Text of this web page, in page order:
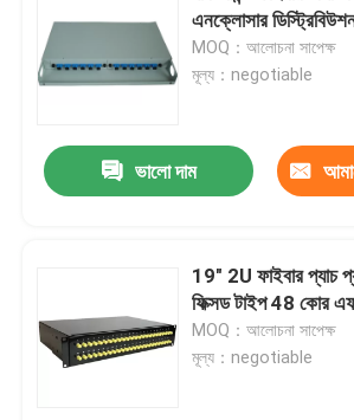
এনক্লোসার
MOQ：আলোচনা সাপেক্ষ
মূল্য：negotiable
ভালো দাম
19" 2U ফাইবার প্যাচ
ফিক্সড টাইপ 48 কোর
MOQ：আলোচনা সাপেক্ষ
মূল্য：negotiable